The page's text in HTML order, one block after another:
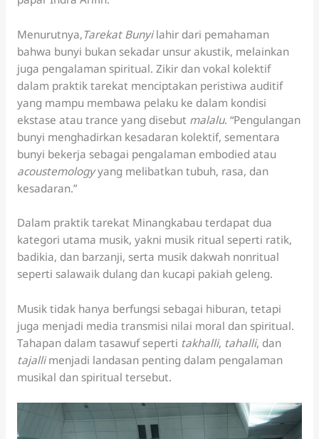
Menurutnya,Tarekat Bunyilahir dari pemahaman
bahwa bunyi bukan sekadar unsur akustik, melainkan
juga pengalaman spiritual. Zikir dan vokal kolektif
dalam praktik tarekat menciptakan peristiwa auditif
yang mampu membawa pelaku ke dalam kondisi
ekstase atau trance yang disebut malalu. “Pengulangan
bunyi menghadirkan kesadaran kolektif, sementara
bunyi bekerja sebagai pengalaman embodied atau
acoustemologyyang melibatkan tubuh, rasa, dan
kesadaran.”
Dalam praktik tarekat Minangkabau terdapat dua
kategori utama musik, yakni musik ritual seperti ratik,
badikia, dan barzanji, serta musik dakwah nonritual
seperti salawaik dulang dan kucapi pakiah geleng.
Musik tidak hanya berfungsi sebagai hiburan, tetapi
juga menjadi media transmisi nilai moral dan spiritual.
Tahapan dalam tasawuf seperti takhalli, tahalli, dan
tajallimenjadi landasan penting dalam pengalaman
musikal dan spiritual tersebut.